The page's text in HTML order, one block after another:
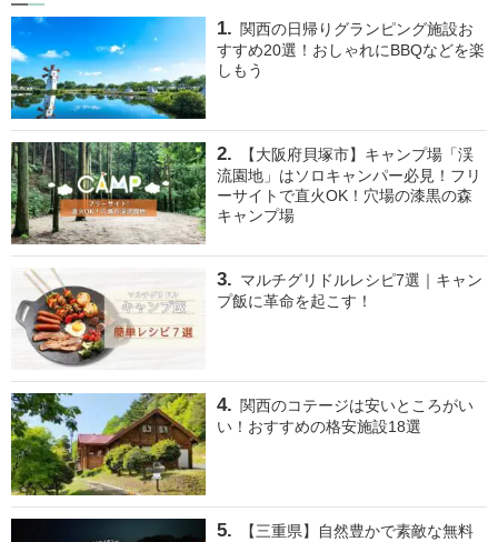
関西の日帰りグランピング施設お
すすめ20選！おしゃれにBBQなどを楽
しもう
【大阪府貝塚市】キャンプ場「渓
流園地」はソロキャンパー必見！フリ
ーサイトで直火OK！穴場の漆黒の森
キャンプ場
マルチグリドルレシピ7選｜キャン
プ飯に革命を起こす！
関西のコテージは安いところがい
い！おすすめの格安施設18選
【三重県】自然豊かで素敵な無料